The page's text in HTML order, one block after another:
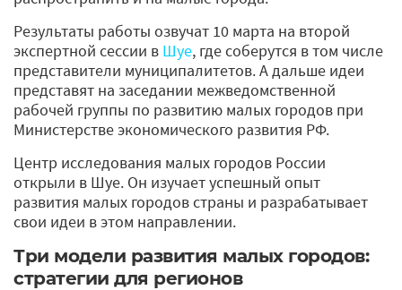
Результаты работы озвучат 10 марта на второй
экспертной сессии в Шуе, где соберутся в том числе
представители муниципалитетов. А дальше идеи
представят на заседании межведомственной
рабочей группы по развитию малых городов при
Министерстве экономического развития РФ.
Центр исследования малых городов России
открыли в Шуе. Он изучает успешный опыт
развития малых городов страны и разрабатывает
свои идеи в этом направлении.
Три модели развития малых городов:
стратегии для регионов